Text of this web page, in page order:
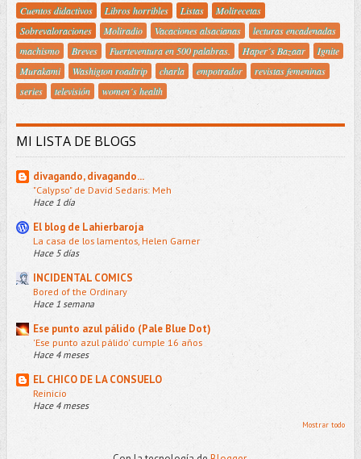
Cuentos didactivos
Libros horribles Listas
Molirecetas
Sobrevaloraciones
Moliradio Vacaciones alsacianas
lecturas encadenadas
machismo
Breves Fuerteventura en 500 palabras. Haper´s Bazaar
Ignite
Murakami
Washigton roadtrip charla empotrador
revistas femeninas
series
televisión women´s health
MI LISTA DE BLOGS
divagando, divagando...
"Calypso" de David Sedaris: Meh
Hace 1 día
El blog de Lahierbaroja
La casa de los lamentos, Helen Garner
Hace 5 días
INCIDENTAL COMICS
Bored of the Ordinary
Hace 1 semana
Ese punto azul pálido (Pale Blue Dot)
'Ese punto azul pálido' cumple 16 años
Hace 4 meses
EL CHICO DE LA CONSUELO
Reinicio
Hace 4 meses
Mostrar todo